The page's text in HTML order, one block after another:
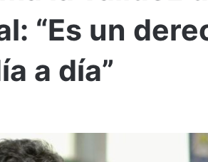
“Es un
a día”